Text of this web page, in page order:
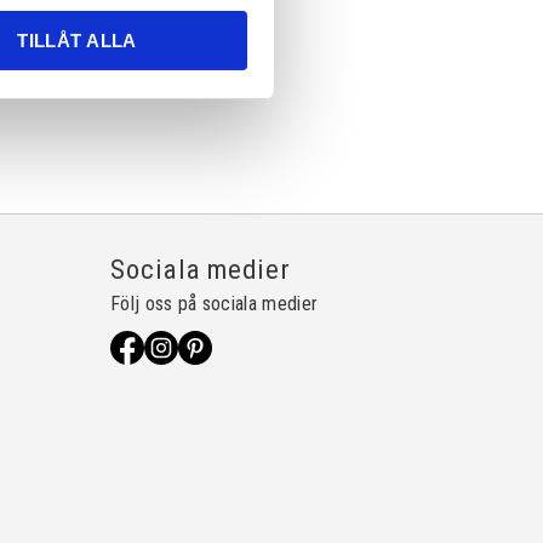
TILLÅT ALLA
Sociala medier
Följ oss på sociala medier